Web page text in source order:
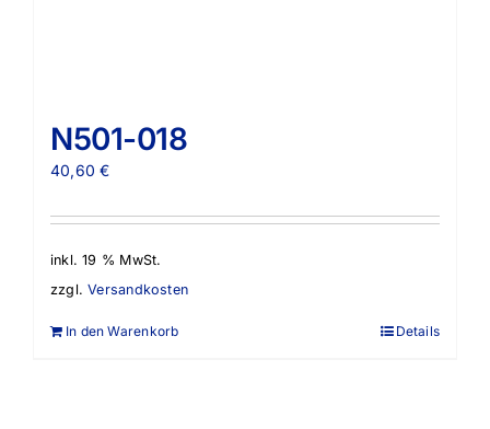
N501-018
40,60€
inkl. 19 % MwSt.
zzgl.Versandkosten
In den Warenkorb Details